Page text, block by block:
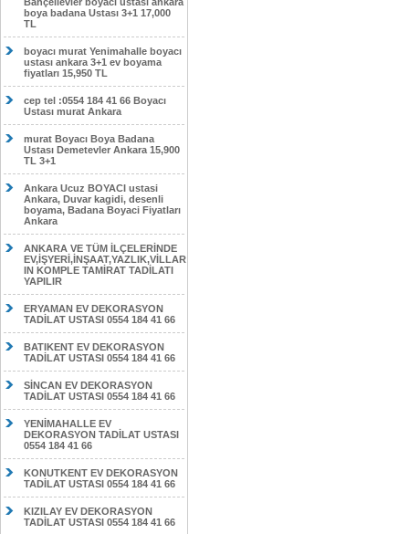
boya badana Ustası 3+1 17,000
TL
boyacı murat Yenimahalle boyacı
ustası ankara 3+1 ev boyama
fiyatları 15,950 TL
cep tel :0554 184 41 66 Boyacı
Ustası murat Ankara
murat Boyacı Boya Badana
Ustası Demetevler Ankara 15,900
TL 3+1
Ankara Ucuz BOYACI ustasi
Ankara, Duvar kagidi, desenli
boyama, Badana Boyaci Fiyatları
Ankara
ANKARA VE TÜM İLÇELERİNDE
EV,İŞYERİ,İNŞAAT,YAZLIK,VİLLAR
IN KOMPLE TAMİRAT TADİLATI
YAPILIR
ERYAMAN EV DEKORASYON
TADİLAT USTASI 0554 184 41 66
BATIKENT EV DEKORASYON
TADİLAT USTASI 0554 184 41 66
SİNCAN EV DEKORASYON
TADİLAT USTASI 0554 184 41 66
YENİMAHALLE EV
DEKORASYON TADİLAT USTASI
0554 184 41 66
KONUTKENT EV DEKORASYON
TADİLAT USTASI 0554 184 41 66
KIZILAY EV DEKORASYON
TADİLAT USTASI 0554 184 41 66